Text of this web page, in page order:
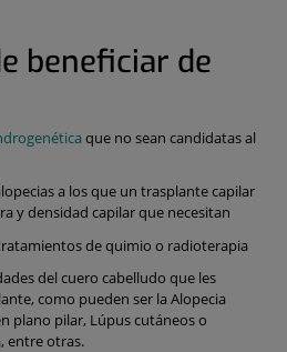
beneficiar de
que no sean candidatas al
a los que un trasplante capilar
y densidad capilar que necesitan
de quimio o radioterapia
del cuero cabelludo que les
como pueden ser la Alopecia
plano pilar, Lúpus cutáneos o
entre otras.